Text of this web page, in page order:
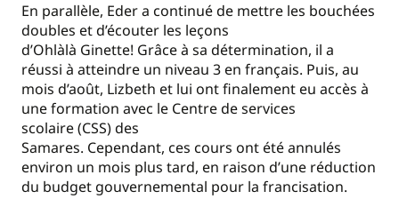
En parallèle, Eder a continué de mettre les bouchées
doubles et d’écouter les leçons
d’Ohlàlà Ginette! Grâce à sa détermination, il a
réussi à atteindre un niveau 3 en français. Puis, au
mois d’août, Lizbeth et lui ont finalement eu accès à
une formation avec le Centre de services
scolaire (CSS) des
Samares. Cependant, ces cours ont été annulés
environ un mois plus tard, en raison d’une réduction
du budget gouvernemental pour la francisation.